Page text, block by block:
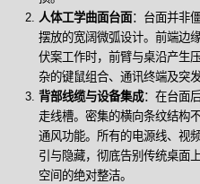
人体工学曲面台面：台面并非
摆放的宽阔微弧设计。前端边
伏案工作时，前臂与桌沿产生
杂的键鼠组合、通讯终端及突
背部线缆与设备集成：在台面
走线槽。密集的横向条纹结构
通风功能。所有的电源线、视
引与隐藏，彻底告别传统桌面
空间的绝对整洁。